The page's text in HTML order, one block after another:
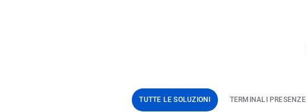
TUTTE LE SOLUZIONI TERMINALI PRESENZE